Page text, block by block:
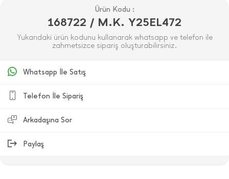
Ürün Kodu :
168722 / M.K. Y25EL472
Yukarıdaki ürün kodunu kullanarak whatsapp ve telefon ile
zahmetsizce sipariş oluşturabilirsiniz.
Whatsapp İle Satış
Telefon İle Sipariş
Arkadaşına Sor
Paylaş